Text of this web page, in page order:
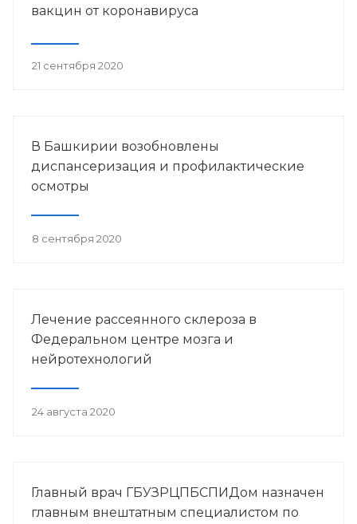
вакцин от коронавируса
21 сентября 2020
В Башкирии возобновлены
диспансеризация и профилактические
осмотры
8 сентября 2020
Лечение рассеянного склероза в
Федеральном центре мозга и
нейротехнологий
24 августа 2020
Главный врач ГБУЗРЦПБСПИДом назначен
главным внештатным специалистом по